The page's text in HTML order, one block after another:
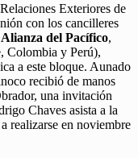
Exteriores de
con los cancilleres
Alianza del Pacífico,
Colombia y Perú),
a este bloque. Aunado
recibió de manos
una invitación
Chaves asista a la
realizarse en noviembre